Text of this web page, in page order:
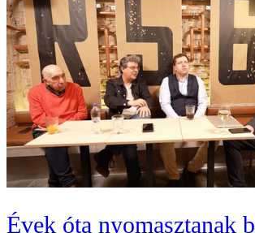
Évek óta nyomasztanak